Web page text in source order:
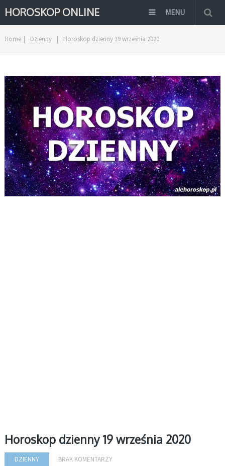
HOROSKOP ONLINE MENU
Home | Dzienny | Horoskop dzienny 19 września 2020
Horoskop dzienny 19 września 2020
DZIENNY BRAK KOMENTARZY